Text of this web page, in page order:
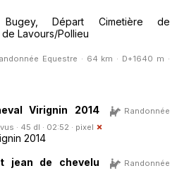
Départ Cimetière de
Lavours/Pollieu
Equestre · 64 km · D+1640 m ·
Virignin 2014
Randonnée
· 45 dl · 02:52 · pixel
2014
jean de chevelu
Randonnée